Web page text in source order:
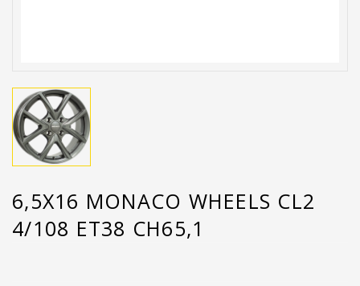
6,5X16 MONACO WHEELS CL2
4/108 ET38 CH65,1